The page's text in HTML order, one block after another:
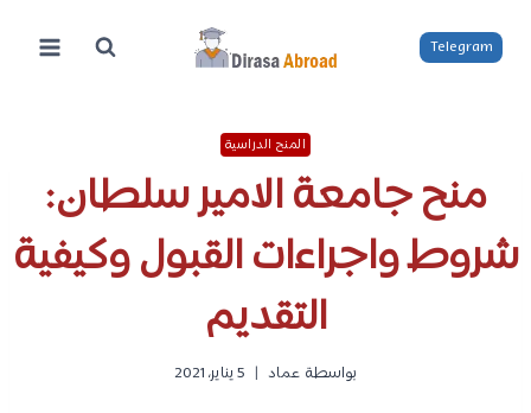
المحتوى
Telegram
المنح الدراسية
منح جامعة الامير سلطان:
شروط واجراءات القبول وكيفية
التقديم
بواسطة عماد 5 يناير، 2021